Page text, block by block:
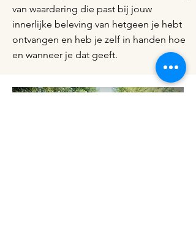
van waardering die past bij jouw
innerlijke beleving van hetgeen je hebt
ontvangen en heb je zelf in handen hoe
en wanneer je dat geeft.